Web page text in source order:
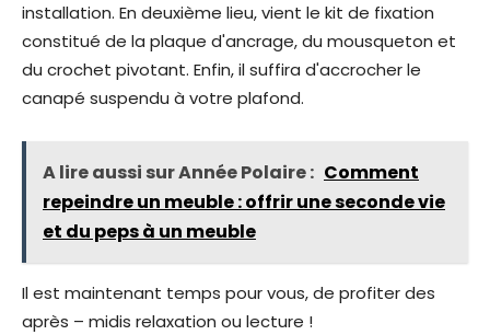
installation. En deuxième lieu, vient le kit de fixation
constitué de la plaque d'ancrage, du mousqueton et
du crochet pivotant. Enfin, il suffira d'accrocher le
canapé suspendu à votre plafond.
A lire aussi sur Année Polaire : Comment
repeindre un meuble : offrir une seconde vie
et du peps à un meuble
Il est maintenant temps pour vous, de profiter des
après – midis relaxation ou lecture !